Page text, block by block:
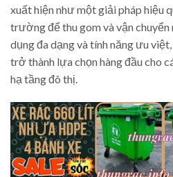
xuất hiện như một giải pháp hiệu
trường để thu gom và vận
dụng đa dạng và tính năng ưu
trở thành lựa chọn hàng đầu cho
hạ tầng đô thị.